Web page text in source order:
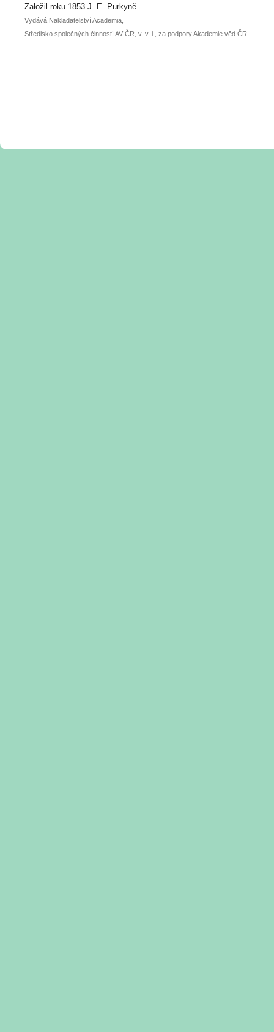
posteru je už 30. června.
Založil roku 1853 J. E. Purkyně.
Vydává Nakladatelství Academia,
Středisko společných činností AV ČR, v. v. i., za podpory Akademie věd ČR.